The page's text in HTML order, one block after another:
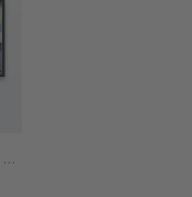
THE STARRY NIGHT BY VAN GOGH POSTER